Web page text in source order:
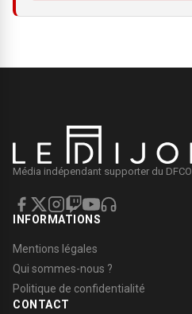
Média indépendant supporter du DFCO
INFORMATIONS
Mentions légales
Qui sommes-nous ?
Politique de confidentialité
CONTACT